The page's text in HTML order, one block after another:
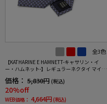
全3色
【KATHARINE E HAMNETT-キャサリン・イ
ー・ハムネット-】レギュラーネクタイ マイク
価格： 5,830円 (税込)
20%off
WEB価格： 4,664円 (税込)